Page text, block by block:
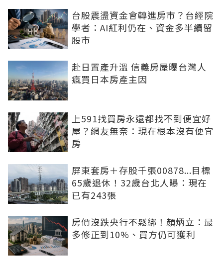
台股震盪資金會轉進房市？台經院
學者：AI紅利仍在、資金多半續留
股市
赴日置產升溫 信義房屋曝台灣人
瘋買日本房產主因
上591找買房永遠都找不到便宜好
屋？網友無奈：現在根本沒有便宜
房
屏東套房＋存股千張00878...目標
65歲退休！32歲台北人曝：現在
已有243張
房價沒跌央行不鬆綁！顏炳立：最
多修正到10%、買方仍可獲利